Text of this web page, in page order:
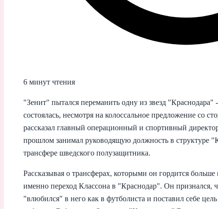
6 минут чтения
"Зенит" пытался переманить одну из звезд "Краснодара"
состоялась, несмотря на колоссальное предложение со
рассказал главный операционный и спортивный
прошлом занимал руководящую должность в структуре
трансфере шведского полузащитника.
Рассказывая о трансферах, которыми он гордится
именно переход Классона в "Краснодар". Он признался,
"влюбился" в него как в футболиста и поставил себе